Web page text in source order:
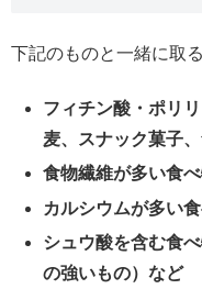
下記のものと一緒に取
フィチン酸・ポリ
麦、スナック菓子
食物繊維が多い食
カルシウムが多い
シュウ酸を含む食
の強いもの）など